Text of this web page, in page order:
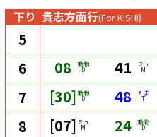
下り 貴志方面行(For KISHI)
5
6
08 動物
D 41 ミュ
M
7 [30] 動物
D 48 たま
T
8 [07] ミュ
M 24 動物
D